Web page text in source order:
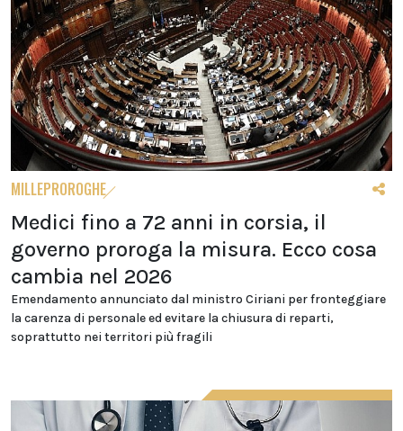
MILLEPROROGHE
Medici fino a 72 anni in corsia, il
governo proroga la misura. Ecco cosa
cambia nel 2026
Emendamento annunciato dal ministro Ciriani per fronteggiare
la carenza di personale ed evitare la chiusura di reparti,
soprattutto nei territori più fragili